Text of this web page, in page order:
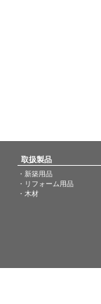
取扱製品
・新築用品
・リフォーム用品
・木材